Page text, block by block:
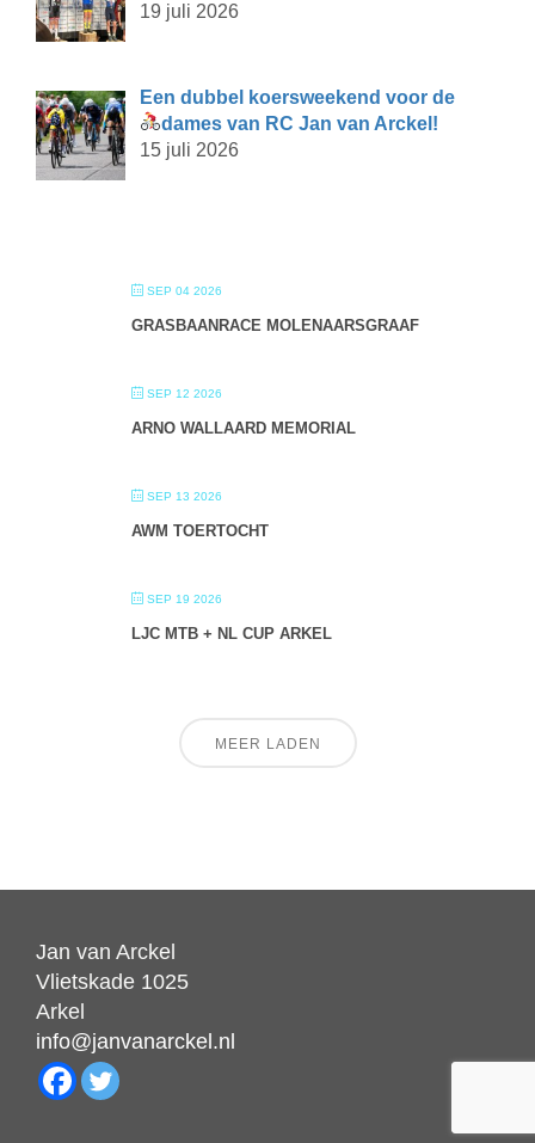
19 juli 2026
Een dubbel koersweekend voor de
dames van RC Jan van Arckel!
15 juli 2026
SEP 04 2026
GRASBAANRACE MOLENAARSGRAAF
SEP 12 2026
ARNO WALLAARD MEMORIAL
SEP 13 2026
AWM TOERTOCHT
SEP 19 2026
LJC MTB + NL CUP ARKEL
MEER LADEN
Jan van Arckel
Vlietskade 1025
Arkel
info@janvanarckel.nl